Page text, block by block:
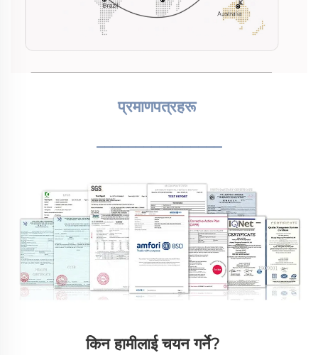
प्रमाणपत्रहरू
________________
किन हामीलाई चयन गर्ने?